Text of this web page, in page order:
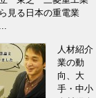
見る日本の重電業
人材紹介
業の動
向、大
手・中小